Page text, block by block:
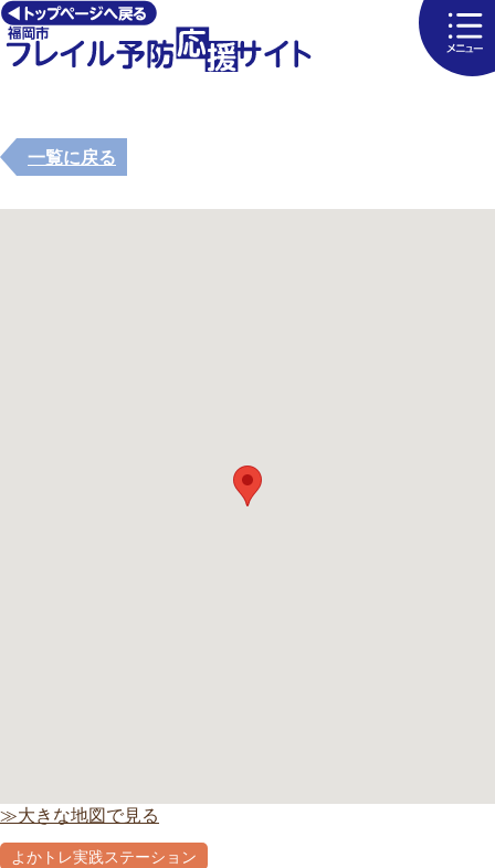
一覧に戻る
≫大きな地図で見る
よかトレ実践ステーション